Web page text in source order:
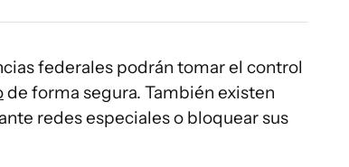
federales podrán tomar el control
de forma segura. También existen
redes especiales o bloquear sus